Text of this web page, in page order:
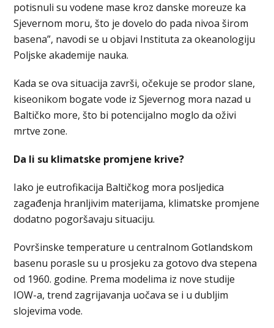
potisnuli su vodene mase kroz danske moreuze ka
Sjevernom moru, što je dovelo do pada nivoa širom
basena”, navodi se u objavi Instituta za okeanologiju
Poljske akademije nauka.
Kada se ova situacija završi, očekuje se prodor slane,
kiseonikom bogate vode iz Sjevernog mora nazad u
Baltičko more, što bi potencijalno moglo da oživi
mrtve zone.
Da li su klimatske promjene krive?
Iako je eutrofikacija Baltičkog mora posljedica
zagađenja hranljivim materijama, klimatske promjene
dodatno pogoršavaju situaciju.
Površinske temperature u centralnom Gotlandskom
basenu porasle su u prosjeku za gotovo dva stepena
od 1960. godine. Prema modelima iz nove studije
IOW-a, trend zagrijavanja uočava se i u dubljim
slojevima vode.